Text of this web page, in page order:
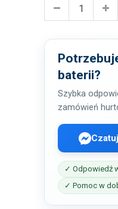
baterii?
Szybka
zamówień
✓ Odpowiedź
✓ Pomoc w